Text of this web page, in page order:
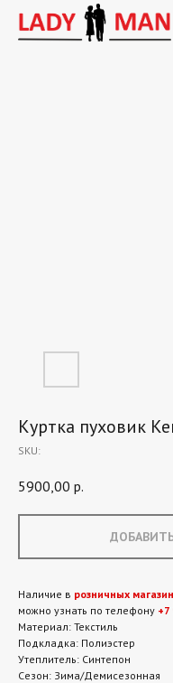
Куртка пуховик
SKU:
5900,00 р.
Наличие в розничных
можно узнать по телефону
Материал: Текстиль
Подкладка: Полиэстер
Утеплитель: Синтепон
Сезон: Зима/Демисезонная